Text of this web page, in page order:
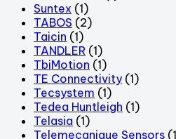
Suntex (1)
TABOS (2)
Taicin (1)
TANDLER (1)
TbiMotion (1)
TE Connectivity (1)
Tecsystem (1)
Tedea Huntleigh (1)
Telasia (1)
Telemecanique Sensors